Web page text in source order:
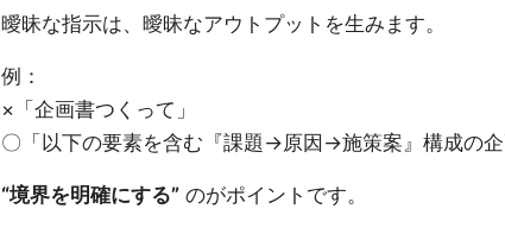
曖昧な指示は、曖昧なアウトプットを生みます。
例：
×「企画書つくって」
〇「以下の要素を含む『課題→原因→施策案』構成の企
“境界を明確にする” のがポイントです。